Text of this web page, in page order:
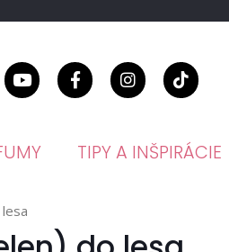
TIPY A INŠPIRÁCIE